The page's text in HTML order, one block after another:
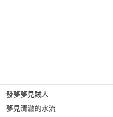
發夢夢見賊人
夢見清澈的水流